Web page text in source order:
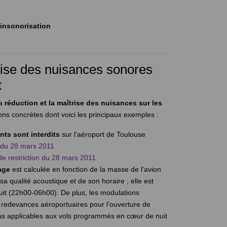
des nuisances sonores
réduction et la maîtrise des nuisances sur les
concrètes dont voici les principaux exemples :
sont interdits sur l’aéroport de Toulouse
28 mars 2011
restriction du 28 mars 2011
est calculée en fonction de la masse de l’avion
qualité acoustique et de son horaire ; elle est
(22h00-06h00). De plus, les modulations
aéroportuaires pour l’ouverture de
applicables aux vols programmés en cœur de nuit